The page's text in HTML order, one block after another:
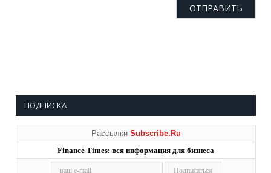
ПОДПИСКА
Рассылки Subscribe.Ru
Finance Times: вся информация для бизнеса